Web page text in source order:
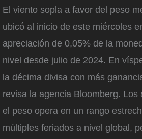
El viento sopla a favor del peso
ubicó al inicio de este miércoles
apreciación de 0,05% de la
nivel desde julio de 2024. En
la décima divisa con más
revisa la agencia Bloomberg.
el peso opera en un rango
múltiples feriados a nivel global,